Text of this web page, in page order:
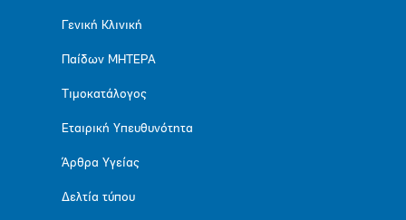
Γενική Κλινική
Παίδων ΜΗΤΕΡΑ
Τιμοκατάλογος
Εταιρική Υπευθυνότητα
Άρθρα Υγείας
Δελτία τύπου